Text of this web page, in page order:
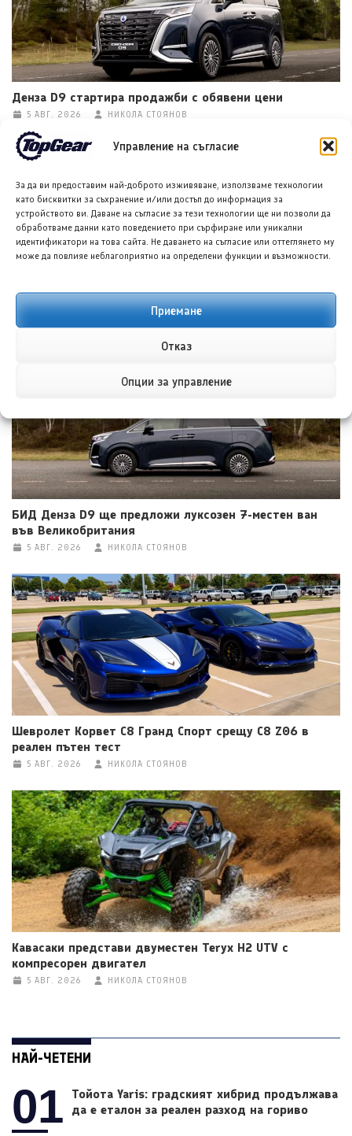
Управление на съгласие
За да ви предоставим най-доброто изживяване, използваме технологии
като бисквитки за съхранение и/или достъп до информация за
устройството ви. Даване на съгласие за тези технологии ще ни позволи да
обработваме данни като поведението при сърфиране или уникални
идентификатори на това сайта. Не даването на съгласие или оттеглянето му
може да повлияе неблагоприятно на определени функции и възможности.
Приемане
Отказ
Опции за управление
Денза D9 стартира продажби с обявени цени
5 АВГ. 2026 НИКОЛА СТОЯНОВ
Хюндай Аванте (Hyundai Avante) за 2027 година
дебютира в Южна Корея
5 АВГ. 2026 НИКОЛА СТОЯНОВ
БИД Денза D9 ще предложи луксозен 7-местен ван
във Великобритания
5 АВГ. 2026 НИКОЛА СТОЯНОВ
Шевролет Корвет C8 Гранд Спорт срещу C8 Z06 в
реален пътен тест
5 АВГ. 2026 НИКОЛА СТОЯНОВ
Кавасаки представи двуместен Teryx H2 UTV с
компресорен двигател
5 АВГ. 2026 НИКОЛА СТОЯНОВ
НАЙ-ЧЕТЕНИ
01
Тойота Yaris: градският хибрид продължава
да е еталон за реален разход на гориво